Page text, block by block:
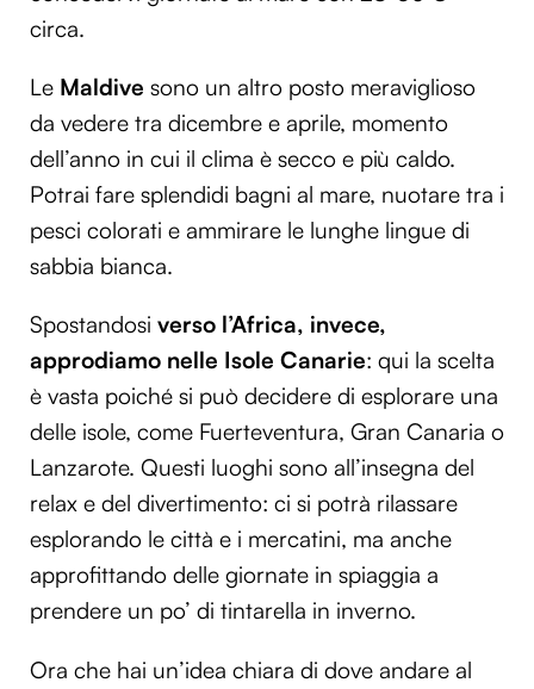
circa.
Le Maldive sono un altro posto meraviglioso
da vedere tra dicembre e aprile, momento
dell’anno in cui il clima è secco e più caldo.
Potrai fare splendidi bagni al mare, nuotare tra i
pesci colorati e ammirare le lunghe lingue di
sabbia bianca.
Spostandosi verso l’Africa, invece,
approdiamo nelle Isole Canarie: qui la scelta
è vasta poiché si può decidere di esplorare una
delle isole, come Fuerteventura, Gran Canaria o
Lanzarote. Questi luoghi sono all’insegna del
relax e del divertimento: ci si potrà rilassare
esplorando le città e i mercatini, ma anche
approfittando delle giornate in spiaggia a
prendere un po’ di tintarella in inverno.
Ora che hai un’idea chiara di dove andare al